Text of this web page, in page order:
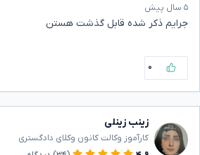
۵ سال پیش
جرایم ذکر شده قابل گذشت هستن
۰
زینب زینلی
کارآموز وکالت کانون وکلای دادگستری